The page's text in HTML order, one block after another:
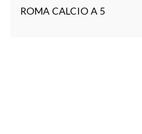
ROMA CALCIO A 5